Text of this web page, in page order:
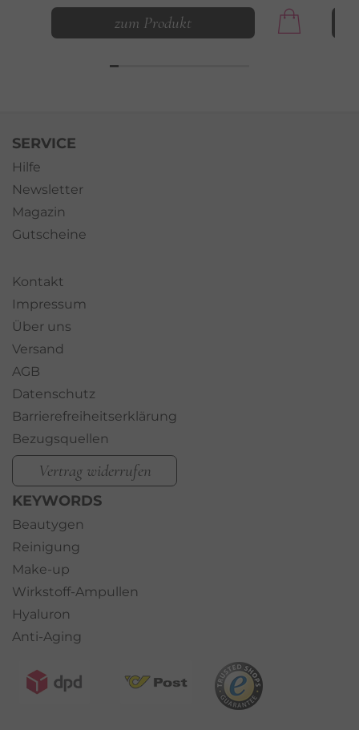
zum Produkt
SERVICE
Hilfe
Newsletter
Magazin
Gutscheine
Kontakt
Impressum
Über uns
Versand
AGB
Datenschutz
Barrierefreiheitserklärung
Bezugsquellen
Vertrag widerrufen
KEYWORDS
Beautygen
Reinigung
Make-up
Wirkstoff-Ampullen
Hyaluron
Anti-Aging